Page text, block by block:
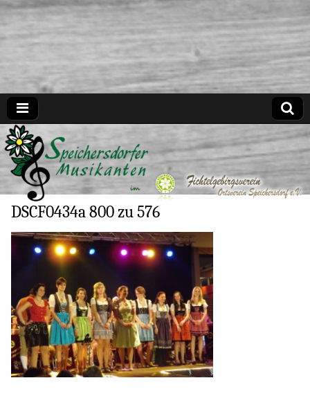
Speichersdorfer Musikanten
DSCF0434a 800 zu 576